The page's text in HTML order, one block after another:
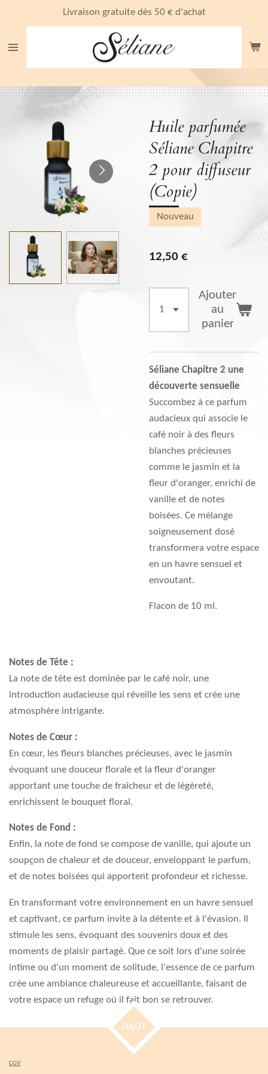
contenu
Livraison gratuite dès 50 € d'achat
Huile parfumée
Séliane Chapitre
2 pour diffuseur
(Copie)
Nouveau
12,50 €
Ajouter
au
panier
Séliane Chapitre 2 une
découverte sensuelle
Succombez à ce parfum
audacieux qui associe le
café noir à des fleurs
blanches précieuses
comme le jasmin et la
fleur d'oranger, enrichi de
vanille et de notes
boisées. Ce mélange
soigneusement dosé
transformera votre espace
en un havre sensuel et
envoutant.
Flacon de 10 ml.
Notes de Tête :
La note de tête est dominée par le café noir, une
introduction audacieuse qui réveille les sens et crée une
atmosphère intrigante.
Notes de Cœur :
En cœur, les fleurs blanches précieuses, avec le jasmin
évoquant une douceur florale et la fleur d'oranger
apportant une touche de fraîcheur et de légèreté,
enrichissent le bouquet floral.
Notes de Fond :
Enfin, la note de fond se compose de vanille, qui ajoute un
soupçon de chaleur et de douceur, enveloppant le parfum,
et de notes boisées qui apportent profondeur et richesse.
En transformant votre environnement en un havre sensuel
et captivant, ce parfum invite à la détente et à l'évasion. Il
stimule les sens, évoquant des souvenirs doux et des
moments de plaisir partagé. Que ce soit lors d'une soirée
intime ou d'un moment de solitude, l'essence de ce parfum
crée une ambiance chaleureuse et accueillante, faisant de
votre espace un refuge où il fait bon se retrouver.
HAUT
CGV